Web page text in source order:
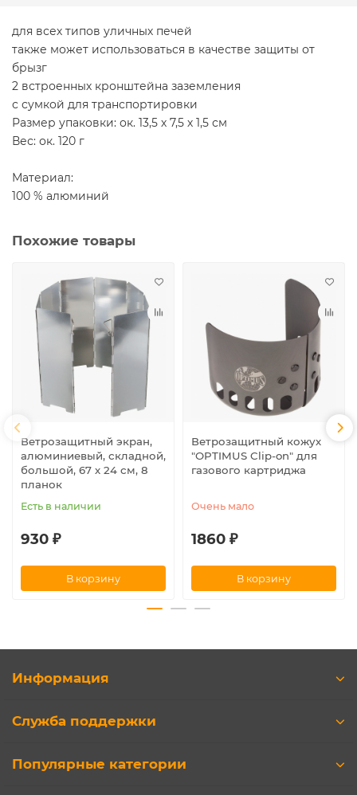
для всех типов уличных печей
также может использоваться в качестве защиты от
брызг
2 встроенных кронштейна заземления
с сумкой для транспортировки
Размер упаковки: ок. 13,5 х 7,5 х 1,5 см
Вес: ок. 120 г
Материал:
100 % алюминий
Похожие товары
Ветрозащитный экран,
алюминиевый, складной,
большой, 67 х 24 см, 8
планок
Есть в наличии
930 ₽
В корзину
Ветрозащитный кожух
"OPTIMUS Clip-on" для
газового картриджа
Очень мало
1860 ₽
В корзину
Информация
Служба поддержки
Популярные категории